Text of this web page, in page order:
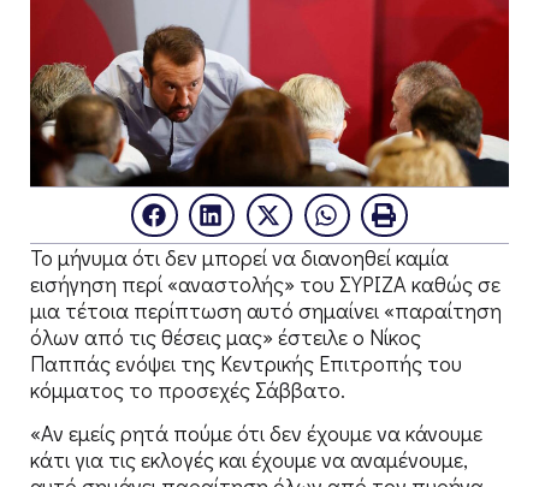
Το μήνυμα ότι δεν μπορεί να διανοηθεί καμία
εισήγηση περί «αναστολής» του ΣΥΡΙΖΑ καθώς σε
μια τέτοια περίπτωση αυτό σημαίνει «παραίτηση
όλων από τις θέσεις μας» έστειλε ο Νίκος
Παππάς ενόψει της Κεντρικής Επιτροπής του
κόμματος το προσεχές Σάββατο.
«Αν εμείς ρητά πούμε ότι δεν έχουμε να κάνουμε
κάτι για τις εκλογές και έχουμε να αναμένουμε,